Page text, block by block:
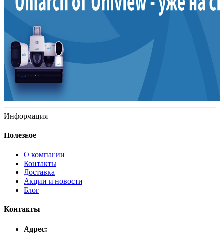
Информация
Полезное
О компании
Контакты
Доставка
Акции и новости
Блог
Контакты
Адрес: